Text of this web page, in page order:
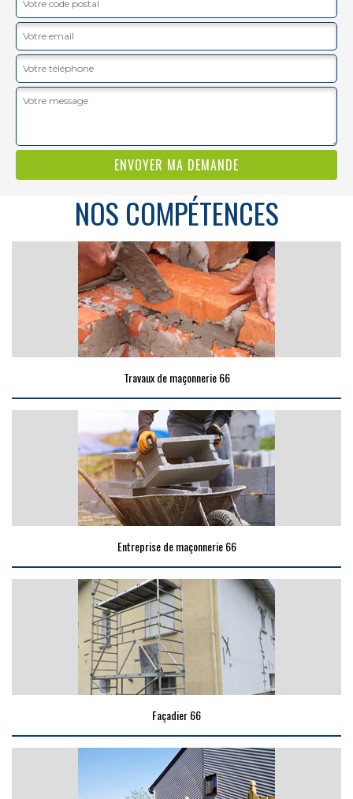
NOS COMPÉTENCES
Travaux de maçonnerie 66
Entreprise de maçonnerie 66
Façadier 66